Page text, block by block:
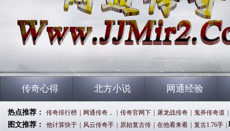
传奇心得 北方小说 网通经验
热点推荐： 传奇排行榜 网通传奇， 传奇官网下 屠龙战传奇 鬼斧传奇道
图文推荐： 他计算快于 风云传奇手 原始复古传 在他看来看 复古1.76手